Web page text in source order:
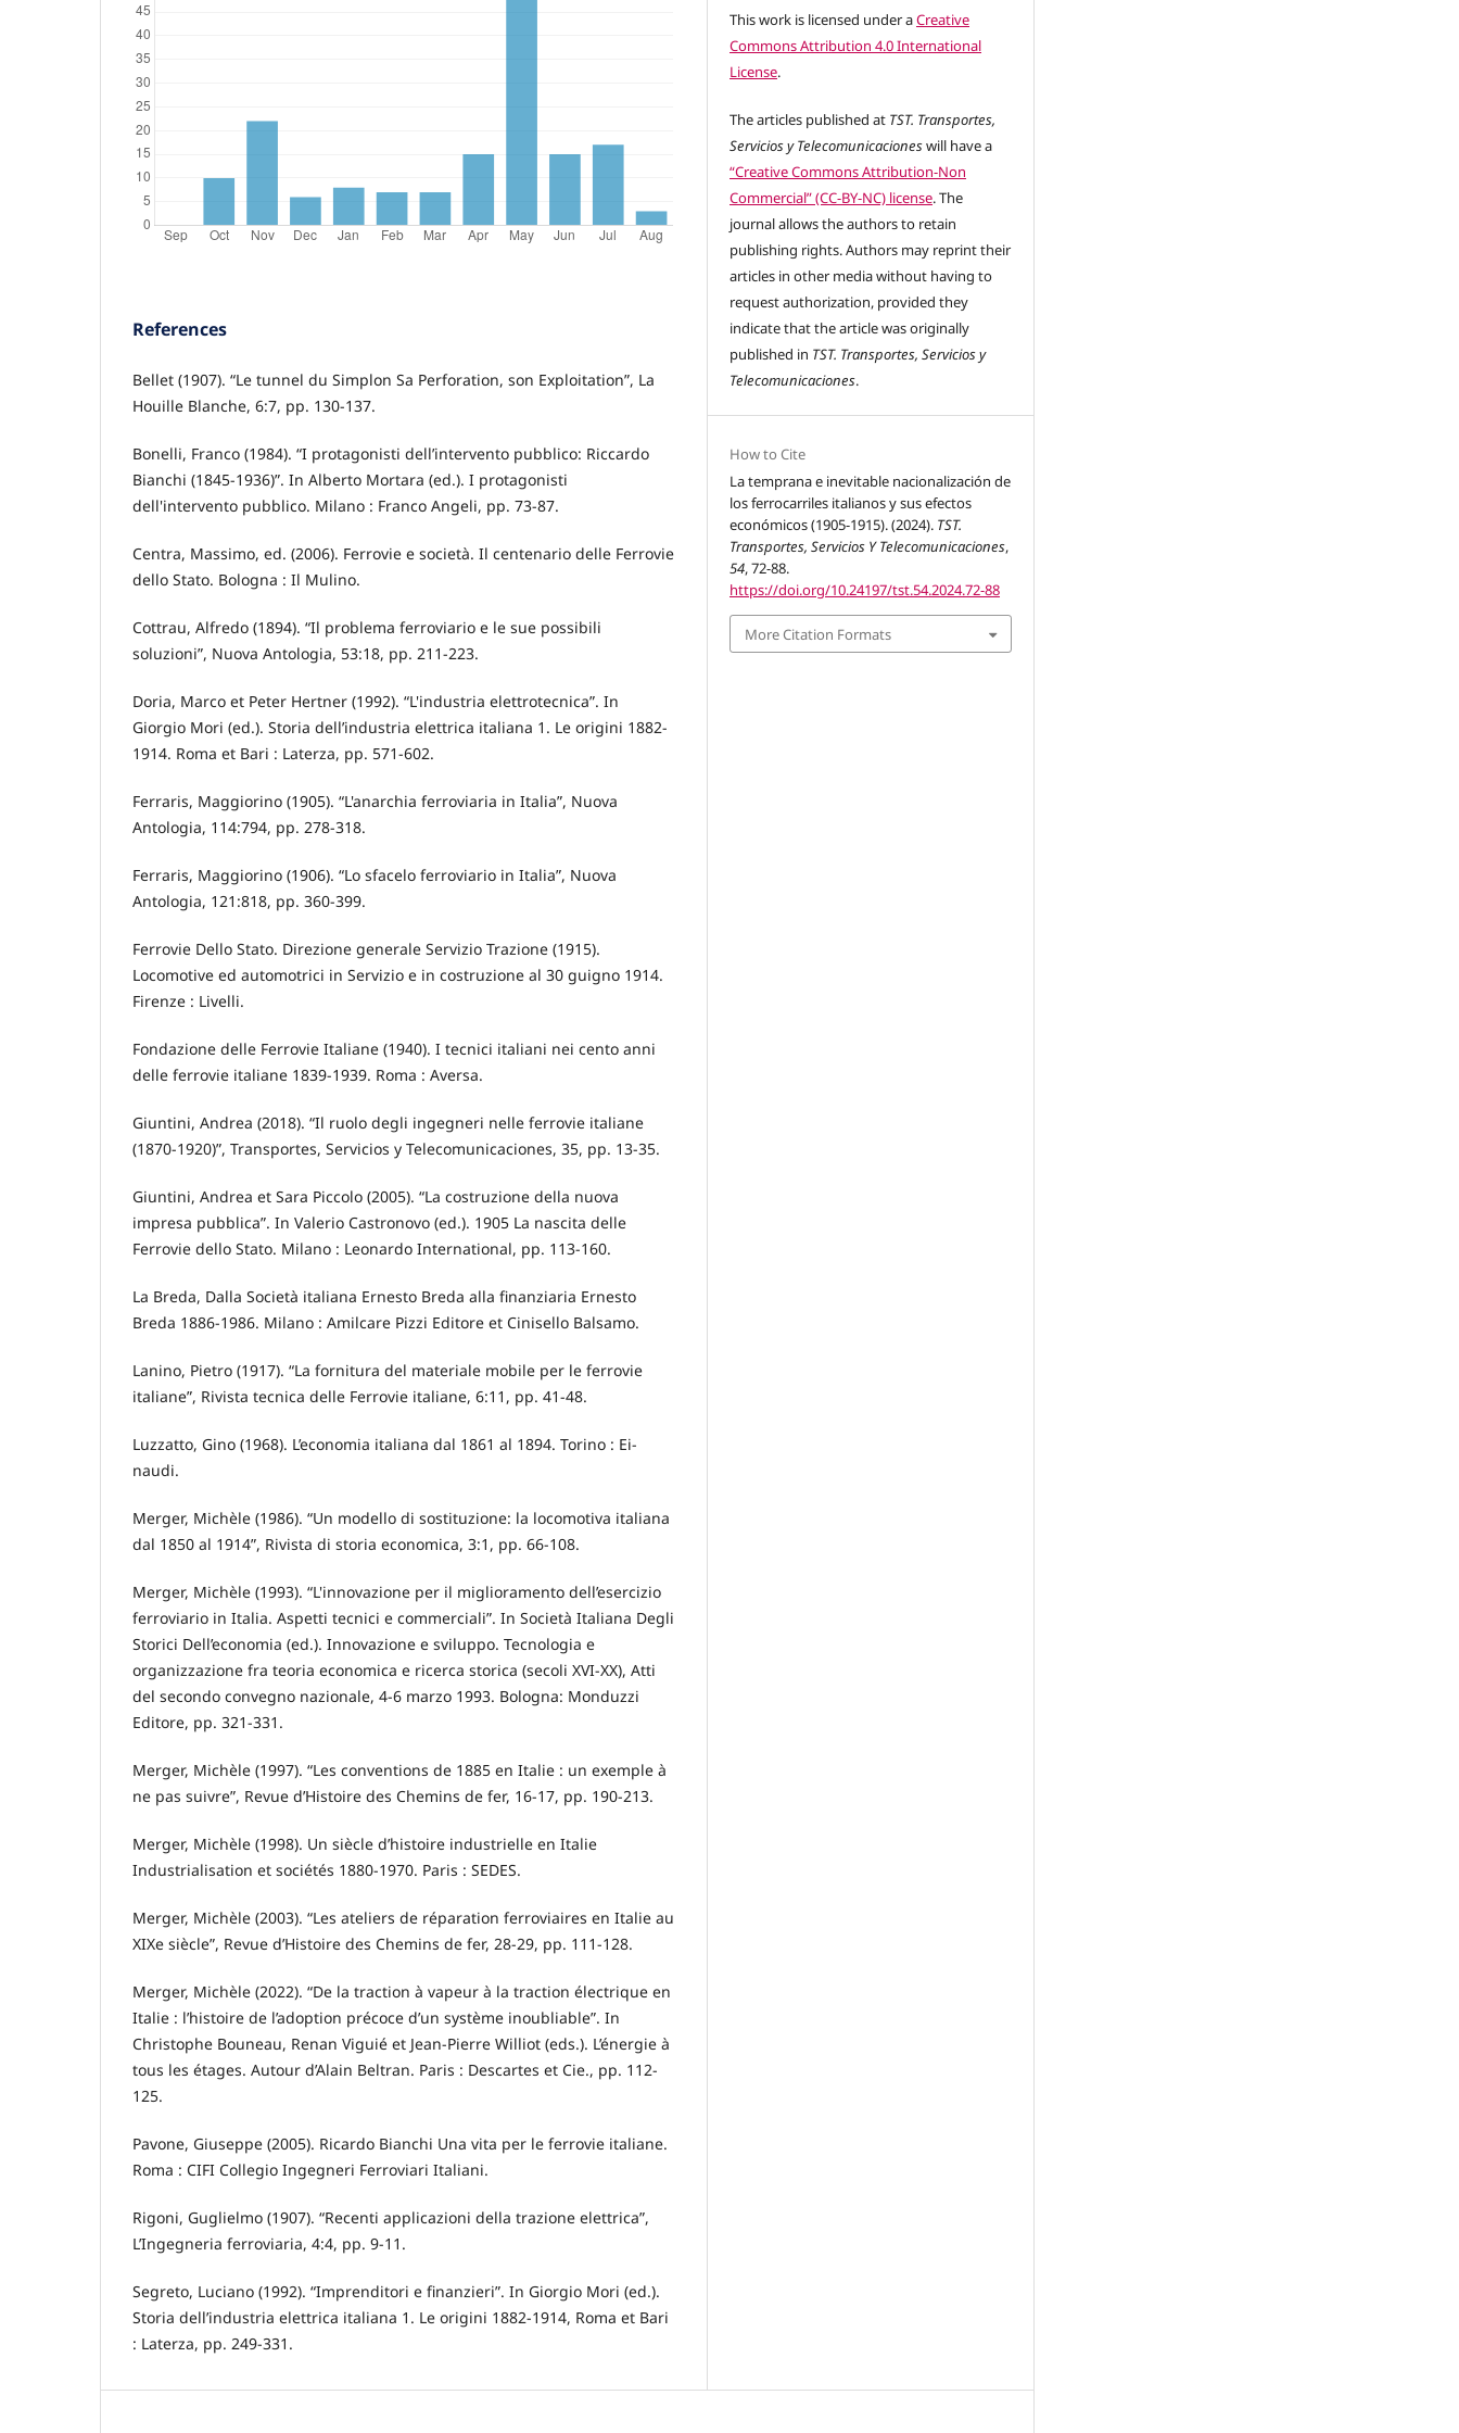
References
Bellet (1907). “Le tunnel du Simplon Sa Perforation, son Exploitation”, La
Houille Blanche, 6:7, pp. 130-137.
Bonelli, Franco (1984). “I protagonisti dell’intervento pubblico: Riccardo
Bianchi (1845-1936)”. In Alberto Mortara (ed.). I protagonisti
dell'intervento pubblico. Milano : Franco Angeli, pp. 73-87.
Centra, Massimo, ed. (2006). Ferrovie e società. Il centenario delle Ferrovie
dello Stato. Bologna : Il Mulino.
Cottrau, Alfredo (1894). “Il problema ferroviario e le sue possibili
soluzioni”, Nuova Antologia, 53:18, pp. 211-223.
Doria, Marco et Peter Hertner (1992). “L'industria elettrotecnica”. In
Giorgio Mori (ed.). Storia dell’industria elettrica italiana 1. Le origini 1882-
1914. Roma et Bari : Laterza, pp. 571-602.
Ferraris, Maggiorino (1905). “L'anarchia ferroviaria in Italia”, Nuova
Antologia, 114:794, pp. 278-318.
Ferraris, Maggiorino (1906). “Lo sfacelo ferroviario in Italia”, Nuova
Antologia, 121:818, pp. 360-399.
Ferrovie Dello Stato. Direzione generale Servizio Trazione (1915).
Locomotive ed automotrici in Servizio e in costruzione al 30 guigno 1914.
Firenze : Livelli.
Fondazione delle Ferrovie Italiane (1940). I tecnici italiani nei cento anni
delle ferrovie italiane 1839-1939. Roma : Aversa.
Giuntini, Andrea (2018). “Il ruolo degli ingegneri nelle ferrovie italiane
(1870-1920)”, Transportes, Servicios y Telecomunicaciones, 35, pp. 13-35.
Giuntini, Andrea et Sara Piccolo (2005). “La costruzione della nuova
impresa pubblica”. In Valerio Castronovo (ed.). 1905 La nascita delle
Ferrovie dello Stato. Milano : Leonardo International, pp. 113-160.
La Breda, Dalla Società italiana Ernesto Breda alla finanziaria Ernesto
Breda 1886-1986. Milano : Amilcare Pizzi Editore et Cinisello Balsamo.
Lanino, Pietro (1917). “La fornitura del materiale mobile per le ferrovie
italiane”, Rivista tecnica delle Ferrovie italiane, 6:11, pp. 41-48.
Luzzatto, Gino (1968). L’economia italiana dal 1861 al 1894. Torino : Ei-
naudi.
Merger, Michèle (1986). “Un modello di sostituzione: la locomotiva italiana
dal 1850 al 1914”, Rivista di storia economica, 3:1, pp. 66-108.
Merger, Michèle (1993). “L'innovazione per il miglioramento dell’esercizio
ferroviario in Italia. Aspetti tecnici e commerciali”. In Società Italiana Degli
Storici Dell’economia (ed.). Innovazione e sviluppo. Tecnologia e
organizzazione fra teoria economica e ricerca storica (secoli XVI-XX), Atti
del secondo convegno nazionale, 4-6 marzo 1993. Bologna: Monduzzi
Editore, pp. 321-331.
Merger, Michèle (1997). “Les conventions de 1885 en Italie : un exemple à
ne pas suivre”, Revue d’Histoire des Chemins de fer, 16-17, pp. 190-213.
Merger, Michèle (1998). Un siècle d’histoire industrielle en Italie
Industrialisation et sociétés 1880-1970. Paris : SEDES.
Merger, Michèle (2003). “Les ateliers de réparation ferroviaires en Italie au
XIXe siècle”, Revue d’Histoire des Chemins de fer, 28-29, pp. 111-128.
Merger, Michèle (2022). “De la traction à vapeur à la traction électrique en
Italie : l’histoire de l’adoption précoce d’un système inoubliable”. In
Christophe Bouneau, Renan Viguié et Jean-Pierre Williot (eds.). L’énergie à
tous les étages. Autour d’Alain Beltran. Paris : Descartes et Cie., pp. 112-
125.
Pavone, Giuseppe (2005). Ricardo Bianchi Una vita per le ferrovie italiane.
Roma : CIFI Collegio Ingegneri Ferroviari Italiani.
Rigoni, Guglielmo (1907). “Recenti applicazioni della trazione elettrica”,
L’Ingegneria ferroviaria, 4:4, pp. 9-11.
Segreto, Luciano (1992). “Imprenditori e finanzieri”. In Giorgio Mori (ed.).
Storia dell’industria elettrica italiana 1. Le origini 1882-1914, Roma et Bari
: Laterza, pp. 249-331.
This work is licensed under aCreative
Commons Attribution 4.0 International
License.
The articles published at TST. Transportes,
Servicios y Telecomunicacioneswill have a
“Creative Commons Attribution-Non
Commercial” (CC-BY-NC) license. The
journal allows the authors to retain
publishing rights. Authors may reprint their
articles in other media without having to
request authorization, provided they
indicate that the article was originally
published in TST. Transportes, Servicios y
Telecomunicaciones.
How to Cite
La temprana e inevitable nacionalización de
los ferrocarriles italianos y sus efectos
económicos (1905-1915). (2024). TST.
Transportes, Servicios Y Telecomunicaciones,
54, 72-88.
https://doi.org/10.24197/tst.54.2024.72-88
More Citation Formats